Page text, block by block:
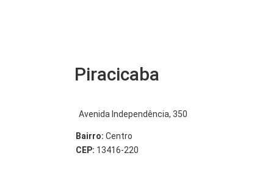
Piracicaba
Avenida Independência, 350
Bairro: Centro
CEP: 13416-220